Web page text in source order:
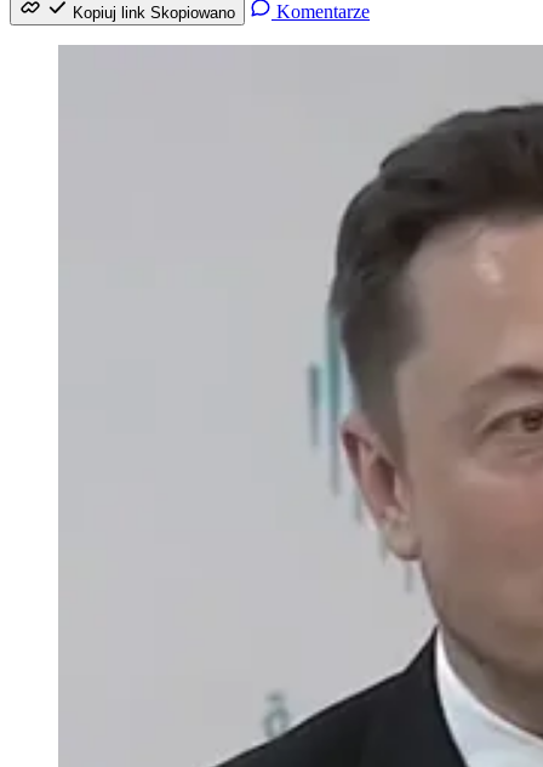
Kopiuj link Skopiowano Komentarze